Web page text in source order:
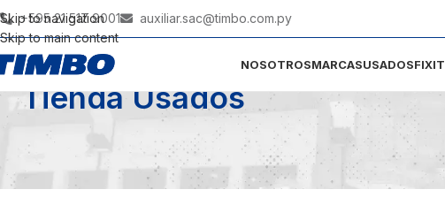
Skip to navigation
Skip to main content
+595 21 517 9001 auxiliar.sac@timbo.com.py
NOSOTROSMARCASUSADOSFIXIT
Tienda Usados